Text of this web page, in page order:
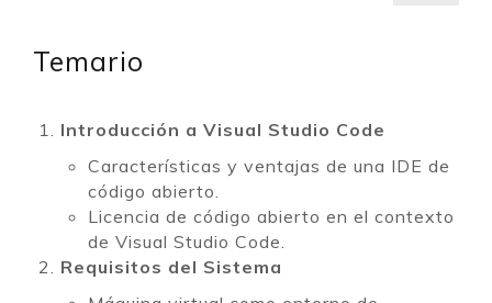
Temario
Introducción a Visual Studio Code
Características y ventajas de una IDE de
código abierto.
Licencia de código abierto en el contexto
de Visual Studio Code.
Requisitos del Sistema